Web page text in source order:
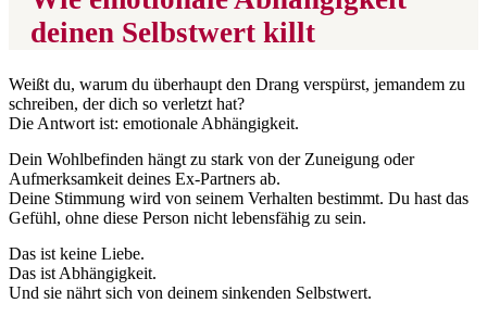
deinen Selbstwert killt
Weißt du, warum du überhaupt den Drang verspürst, jemandem zu
schreiben, der dich so verletzt hat?
Die Antwort ist: emotionale Abhängigkeit.
Dein Wohlbefinden hängt zu stark von der Zuneigung oder
Aufmerksamkeit deines Ex-Partners ab.
Deine Stimmung wird von seinem Verhalten bestimmt. Du hast das
Gefühl, ohne diese Person nicht lebensfähig zu sein.
Das ist keine Liebe.
Das ist Abhängigkeit.
Und sie nährt sich von deinem sinkenden Selbstwert.